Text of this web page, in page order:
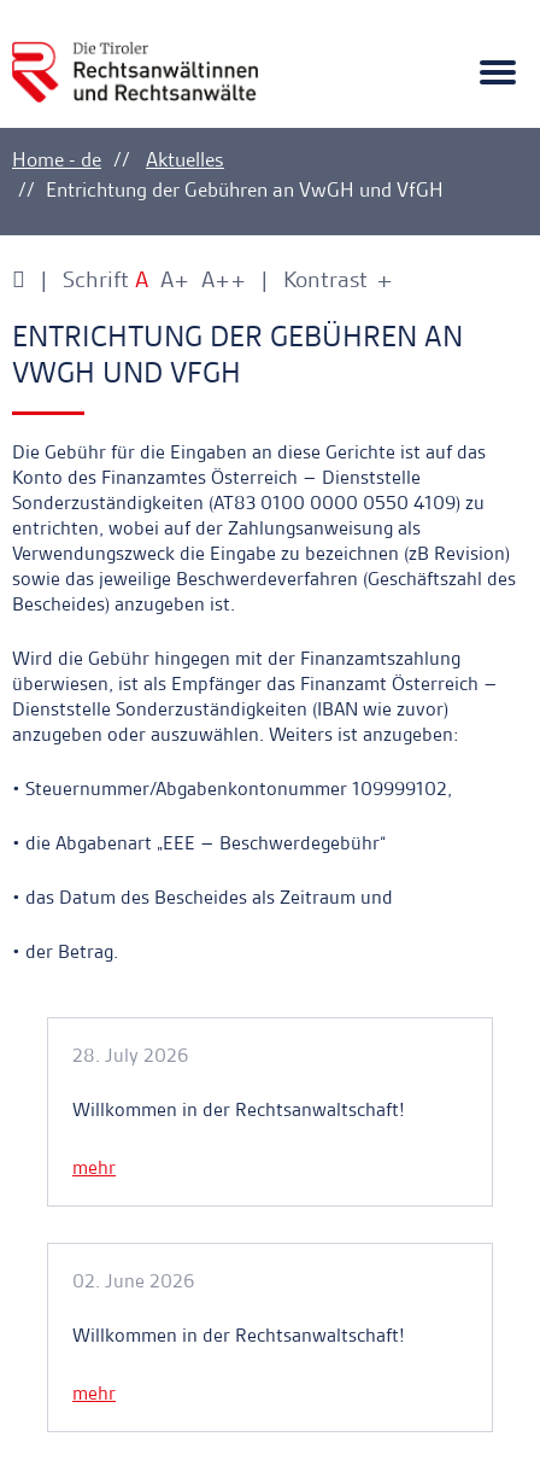
Ankerlink
Home - de
Aktuelles
Entrichtung der Gebühren an VwGH und VfGH
Schrift A A+ A++ Kontrast +
-
Ankerlink
ENTRICHTUNG DER GEBÜHREN AN
VWGH UND VFGH
Die Gebühr für die Eingaben an diese Gerichte ist auf das
Konto des Finanzamtes Österreich – Dienststelle
Sonderzuständigkeiten (AT83 0100 0000 0550 4109) zu
entrichten, wobei auf der Zahlungsanweisung als
Verwendungszweck die Eingabe zu bezeichnen (zB Revision)
sowie das jeweilige Beschwerdeverfahren (Geschäftszahl des
Bescheides) anzugeben ist.
Wird die Gebühr hingegen mit der Finanzamtszahlung
überwiesen, ist als Empfänger das Finanzamt Österreich –
Dienststelle Sonderzuständigkeiten (IBAN wie zuvor)
anzugeben oder auszuwählen. Weiters ist anzugeben:
• Steuernummer/Abgabenkontonummer 109999102,
• die Abgabenart „EEE – Beschwerdegebühr“
• das Datum des Bescheides als Zeitraum und
• der Betrag.
28. July 2026
Willkommen in der Rechtsanwaltschaft!
mehr
02. June 2026
Willkommen in der Rechtsanwaltschaft!
mehr